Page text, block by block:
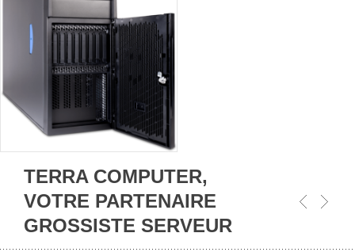
TERRA COMPUTER,
VOTRE PARTENAIRE
GROSSISTE SERVEUR